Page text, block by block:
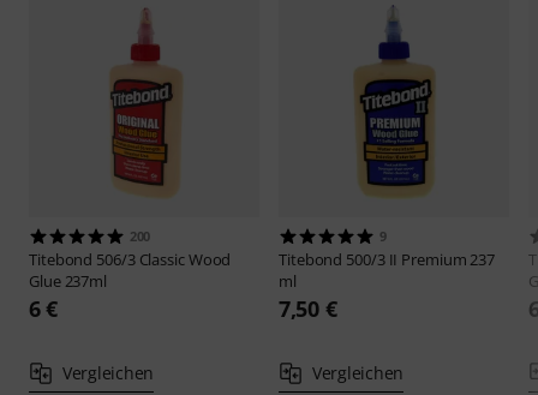
200
Titebond 506/3 Classic Wood
Glue 237ml
6 €
Vergleichen
9
Titebond 500/3 II Premium 237
ml
7,50 €
Vergleichen